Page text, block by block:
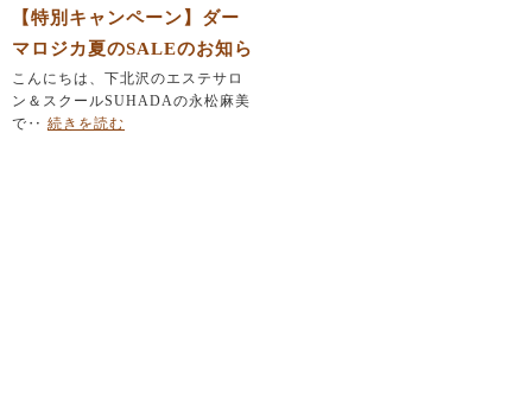
【特別キャンペーン】ダー
マロジカ夏のSALEのお知ら
せ
こんにちは、下北沢のエステサロ
ン＆スクールSUHADAの永松麻美
で‥ 続きを読む